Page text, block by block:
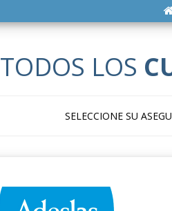
TODOS LOS
SELECCIONE SU